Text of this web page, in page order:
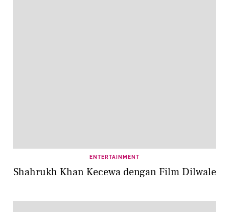
ENTERTAINMENT
Shahrukh Khan Kecewa dengan Film Dilwale